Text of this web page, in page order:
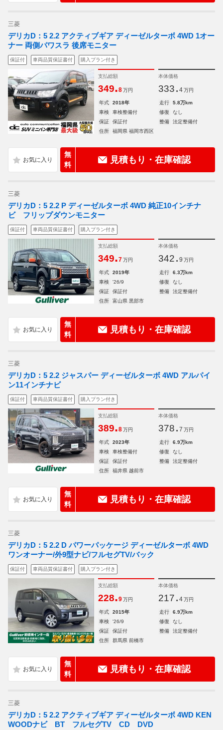
三菱
デリカD：5 2.2 アクティブギア ディーゼルターボ 4WD 1オー
ナー 両側パワスラ 後席モニター
保証付 車両品質保証書付 購入プラン付き
支払総額
349.8 万円
本体価格
333. 4 万円
年式 2018年 走行
5.8万km
車検
車検整備付 修復
なし
保証
保証付 整備
法定整備付
住所
福岡県 福岡市西区
無
料
見積もり・在庫確認
三菱
デリカD：5 2.2 P ディーゼルターボ 4WD 純正10インチナ
ビ フリップダウンモニター
保証付 車両品質保証書付 購入プラン付き
支払総額
349.7 万円
本体価格
342. 9 万円
年式 2019年 走行
6.3万km
車検
'26/9 修復
なし
保証
保証付 整備
法定整備付
住所
富山県 黒部市
無
料
見積もり・在庫確認
三菱
デリカD：5 2.2 ジャスパー ディーゼルターボ 4WD アルパイ
ン11インチナビ
保証付 車両品質保証書付 購入プラン付き
支払総額
389.8 万円
本体価格
378. 7 万円
年式 2023年 走行
6.9万km
車検
車検整備付 修復
なし
保証
保証付 整備
法定整備付
住所
福井県 越前市
無
料
見積もり・在庫確認
三菱
デリカD：5 2.2 D パワーパッケージ ディーゼルターボ 4WD
ワンオーナー/外9型ナビ/フルセグTV/バック
保証付 車両品質保証書付 購入プラン付き
支払総額
228.9 万円
本体価格
217. 4 万円
年式 2015年 走行
6.9万km
車検
'26/9 修復
なし
保証
保証付 整備
法定整備付
住所
群馬県 前橋市
無
料
見積もり・在庫確認
三菱
デリカD：5 2.2 アクティブギア ディーゼルターボ 4WD KEN
WOODナビ BT フルセグTV CD DVD